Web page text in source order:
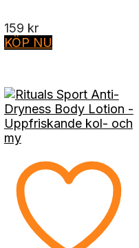
159 kr
KÖP NU